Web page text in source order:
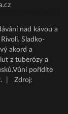
nad kávou a
Sladko-
akord a
z tuberózy a
pořídíte
Zdroj: